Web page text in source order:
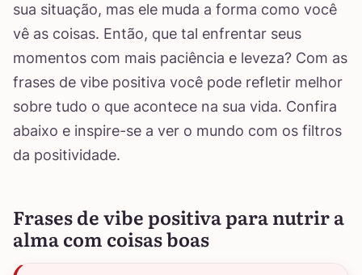
sua situação, mas ele muda a forma como você
vê as coisas. Então, que tal enfrentar seus
momentos com mais paciência e leveza? Com as
frases de vibe positiva você pode refletir melhor
sobre tudo o que acontece na sua vida. Confira
abaixo e inspire-se a ver o mundo com os filtros
da positividade.
Frases de vibe positiva para nutrir a
alma com coisas boas